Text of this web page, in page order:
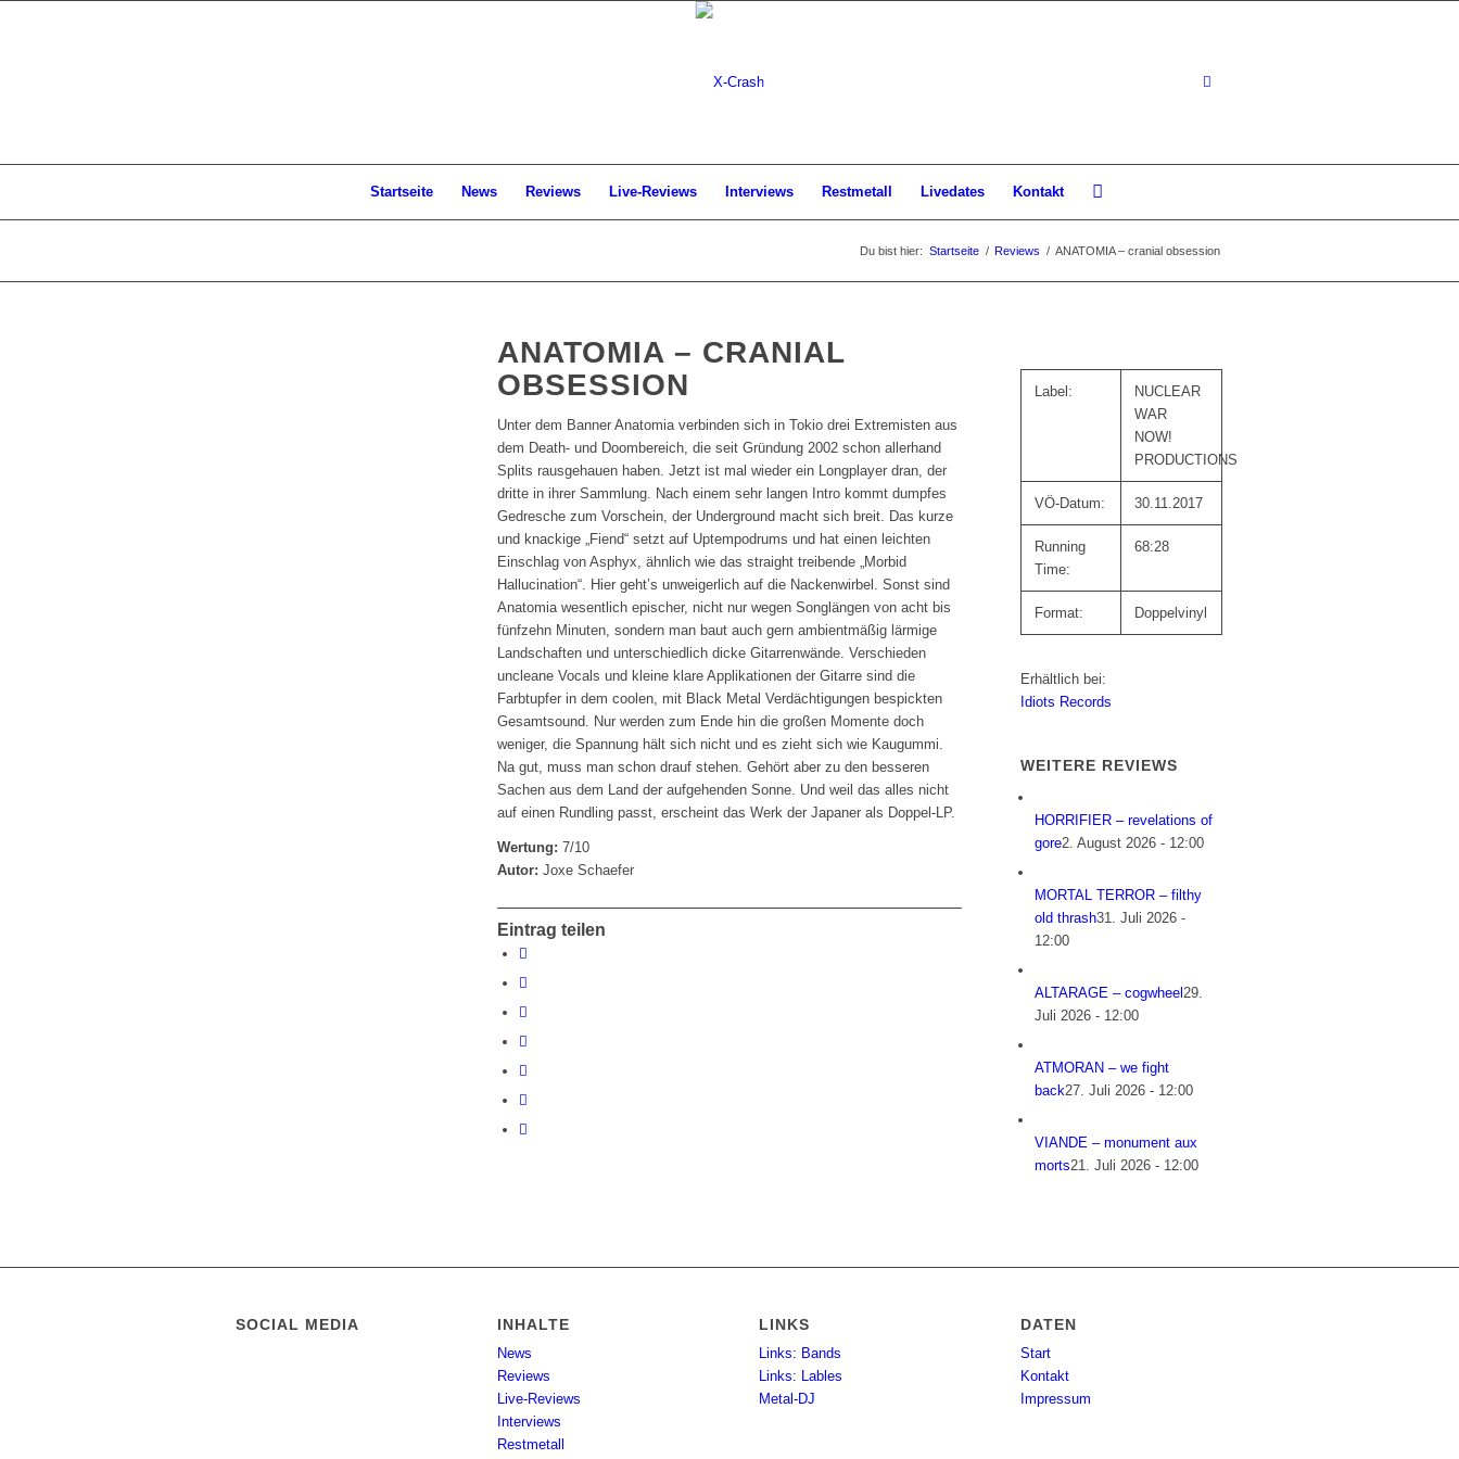
Startseite News Reviews Live-Reviews Interviews Restmetall Livedates Kontakt
Du bist hier: Startseite / Reviews / ANATOMIA – cranial obsession
ANATOMIA – CRANIAL
OBSESSION
Unter dem Banner Anatomia verbinden sich in Tokio drei Extremisten aus
dem Death- und Doombereich, die seit Gründung 2002 schon allerhand
Splits rausgehauen haben. Jetzt ist mal wieder ein Longplayer dran, der
dritte in ihrer Sammlung. Nach einem sehr langen Intro kommt dumpfes
Gedresche zum Vorschein, der Underground macht sich breit. Das kurze
und knackige „Fiend“ setzt auf Uptempodrums und hat einen leichten
Einschlag von Asphyx, ähnlich wie das straight treibende „Morbid
Hallucination“. Hier geht’s unweigerlich auf die Nackenwirbel. Sonst sind
Anatomia wesentlich epischer, nicht nur wegen Songlängen von acht bis
fünfzehn Minuten, sondern man baut auch gern ambientmäßig lärmige
Landschaften und unterschiedlich dicke Gitarrenwände. Verschieden
uncleane Vocals und kleine klare Applikationen der Gitarre sind die
Farbtupfer in dem coolen, mit Black Metal Verdächtigungen bespickten
Gesamtsound. Nur werden zum Ende hin die großen Momente doch
weniger, die Spannung hält sich nicht und es zieht sich wie Kaugummi.
Na gut, muss man schon drauf stehen. Gehört aber zu den besseren
Sachen aus dem Land der aufgehenden Sonne. Und weil das alles nicht
auf einen Rundling passt, erscheint das Werk der Japaner als Doppel-LP.
Wertung: 7/10
Autor: Joxe Schaefer
Eintrag teilen
Label:
NUCLEAR
WAR
NOW!
PRODUCTIONS
VÖ-Datum: 30.11.2017
Running
Time:
68:28
Format: Doppelvinyl
Erhältlich bei:
Idiots Records
WEITERE REVIEWS
HORRIFIER – revelations of
gore2. August 2026 - 12:00
MORTAL TERROR – filthy
old thrash31. Juli 2026 -
12:00
ALTARAGE – cogwheel29.
Juli 2026 - 12:00
ATMORAN – we fight
back27. Juli 2026 - 12:00
VIANDE – monument aux
morts21. Juli 2026 - 12:00
SOCIAL MEDIA INHALTE
News
Reviews
Live-Reviews
Interviews
Restmetall
LINKS
Links: Bands
Links: Lables
Metal-DJ
DATEN
Start
Kontakt
Impressum